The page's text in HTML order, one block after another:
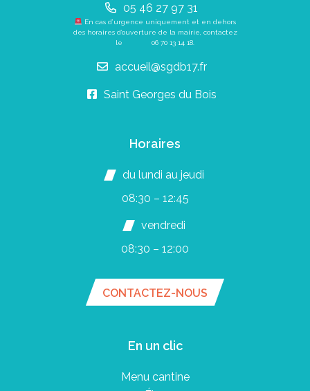
05 46 27 97 31
En cas d’urgence uniquement et en dehors
des horaires d’ouverture de la mairie, contactez
le 06 70 13 14 18
accueil@sgdb17.fr
Saint Georges du Bois
Horaires
du lundi au jeudi
08:30 – 12:45
vendredi
08:30 – 12:00
CONTACTEZ-NOUS
En un clic
Menu cantine